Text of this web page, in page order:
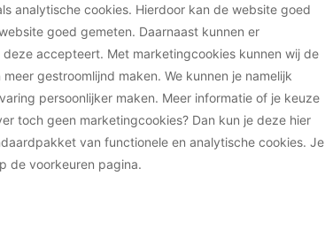
analytische cookies. Hierdoor kan de website goed
goed gemeten. Daarnaast kunnen er
accepteert. Met marketingcookies kunnen wij de
gestroomlijnd maken. We kunnen je namelijk
persoonlijker maken. Meer informatie of je keuze
toch geen marketingcookies? Dan kun je deze hier
van functionele en analytische cookies. Je
de voorkeuren pagina.